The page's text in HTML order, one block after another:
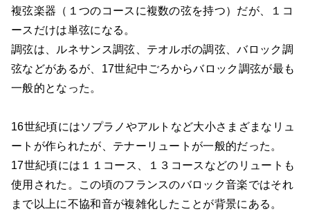
複弦楽器（１つのコースに複数の弦を持つ）だが、１コ
ースだけは単弦になる。
調弦は、ルネサンス調弦、テオルボの調弦、バロック調
弦などがあるが、17世紀中ごろからバロック調弦が最も
一般的となった。
16世紀頃にはソプラノやアルトなど大小さまざまなリュ
ートが作られたが、テナーリュートが一般的だった。
17世紀頃には１１コース、１３コースなどのリュートも
使用された。この頃のフランスのバロック音楽ではそれ
まで以上に不協和音が複雑化したことが背景にある。